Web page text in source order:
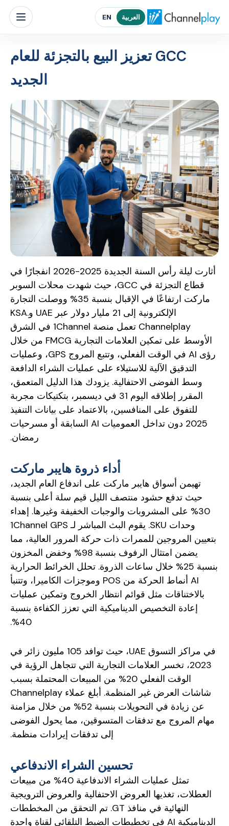
الصفحة الرئيسية لتشانلبلاي الشرق الأوسط
EN العربية
GCC تعزيز البيع بالتجزئة للعام
الجديد
أثارت ليلة رأس السنة الجديدة 2025-2026 انفجارًا في
قطاع التجزئة في GCC، حيث شهدت محلات السوبر
ماركت ارتفاعًا في الإقبال بنسبة 35% ووصلت التجارة
الإلكترونية إلى 21 مليار دولار عبر UAE وKSA.
Channelplay تعمل منصة 1Channel في الشرق
الأوسط على تمكين العلامات التجارية FMCG من خلال
رؤى AI في الوقت الفعلي، وتتبع المروج GPS، وعمليات
التدقيق الآلية للاستيلاء على عمليات الشراء الدافعة
وسط الفوضى الاحتفالية. يزودك هذا الدليل المتعمق،
المقرر إطلاقه اليوم 31 في ديسمبر، بتكتيكات مجربة
للتفوق على المنافسين، بالاعتماد على بيانات التنفيذ
2025 دون تداخل العموميات AI السابقة أو مسرحيات
رمضان.
أداء ذروة هايبر ماركت
تهيمن أسواق هايبر ماركت على اندفاع العام الجديد،
حيث تدفع حشود منتصف الليل قيم سلة أعلى بنسبة
30% على المشروبات والوجبات الخفيفة وغيرها. إهداء
وحدات SKU. يقوم البث المباشر لـ 1Channel GPS
بتعيين المروجين للممرات ذات حركة المرور العالية، مما
يضمن امتثال الرفوف بنسبة 98% وخفض المخزون
بنسبة 25% خلال ساعات الذروة. تحلل الخرائط الحرارية
AI أنماط الحركة من POS وموجزات الكاميرا، وتتنبأ
بالاختناقات مثل قوائم انتظار الخروج وتمكين عمليات
إعادة التخصيص الديناميكية التي تعزز الكفاءة بنسبة
40%.
في مراكز التسوق UAE، حيث توافد 105 مليون زائر في
2023، تخسر العلامات التجارية التي تتجاهل الرؤية في
الوقت الفعلي 20% من المبيعات المحتملة بسبب
شاشات العرض غير المنظمة. أبلغ عملاء Channelplay
عن زيادة في التحويلات بنسبة 52% من خلال مزامنة
مهام المروج مع تدفقات المتسوقين، مما يحول الفوضى
إلى تدفقات إيرادات منظمة.
تحسين الشراء الاندفاعي
تمثل عمليات الشراء الاندفاعية 40% من مبيعات
العطلات، تغذيها العروض الاحتفالية والعروض الترويجية
النهائية في منافذ GT. تم التحقق من المخططات
الديناميكية AI في تخطيطات الضبط التلقائي لقناة واحدة